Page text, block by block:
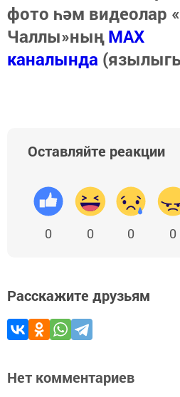
фото һәм видеолар
Чаллы»ныңMAX
каналында
Оставляйте реакции
0 0 0 0
Расскажите друзьям
Нет комментариев